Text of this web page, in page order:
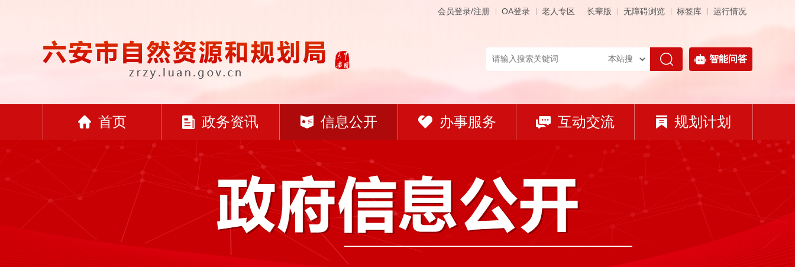
会员登录/注册 OA登录 老人专区 长辈版 无障碍浏览 标签库 运行情况
智能问答
首页 政务资讯 信息公开 办事服务 互动交流 规划计划